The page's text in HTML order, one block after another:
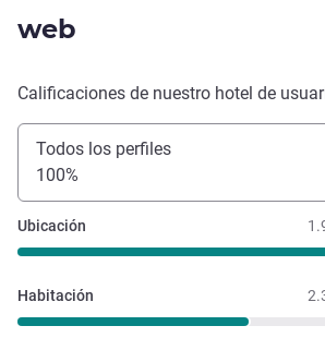
web
Calificaciones de nuestro hotel de
Todos los perfiles
100%
Ubicación
Habitación